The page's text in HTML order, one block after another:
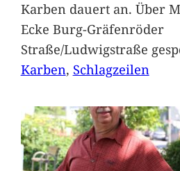
Karben dauert an. Über
Ecke Burg-Gräfenröder
Straße/Ludwigstraße
Karben, Schlagzeilen